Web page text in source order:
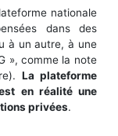
nationale
dans des
à un autre, à une
», comme la note
La plateforme
en réalité une
privées.